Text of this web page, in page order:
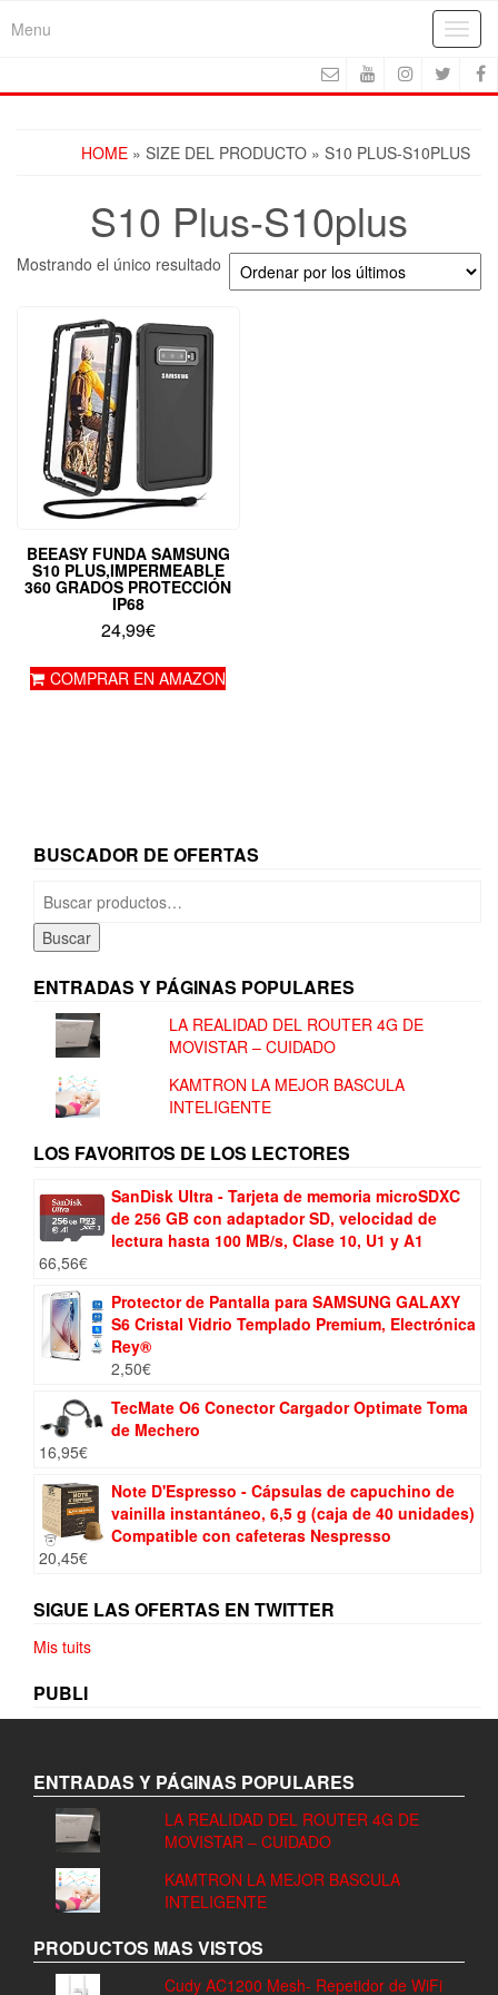
Menu
HOME » SIZE DEL PRODUCTO » S10 PLUS-S10PLUS
S10 Plus-S10plus
Mostrando el único resultado
BEEASY FUNDA SAMSUNG
S10 PLUS,IMPERMEABLE
360 GRADOS PROTECCIÓN
IP68
24,99€
COMPRAR EN AMAZON
BUSCADOR DE OFERTAS
por:
Buscar
ENTRADAS Y PÁGINAS POPULARES
LA REALIDAD DEL ROUTER 4G DE
MOVISTAR – CUIDADO
KAMTRON LA MEJOR BASCULA
INTELIGENTE
LOS FAVORITOS DE LOS LECTORES
SanDisk Ultra - Tarjeta de memoria microSDXC
de 256 GB con adaptador SD, velocidad de
lectura hasta 100 MB/s, Clase 10, U1 y A1
66,56€
Protector de Pantalla para SAMSUNG GALAXY
S6 Cristal Vidrio Templado Premium, Electrónica
Rey®
2,50€
TecMate O6 Conector Cargador Optimate Toma
de Mechero
16,95€
Note D'Espresso - Cápsulas de capuchino de
vainilla instantáneo, 6,5 g (caja de 40 unidades)
Compatible con cafeteras Nespresso
20,45€
SIGUE LAS OFERTAS EN TWITTER
Mis tuits
PUBLI
ENTRADAS Y PÁGINAS POPULARES
LA REALIDAD DEL ROUTER 4G DE
MOVISTAR – CUIDADO
KAMTRON LA MEJOR BASCULA
INTELIGENTE
PRODUCTOS MAS VISTOS
Cudy AC1200 Mesh- Repetidor de WiFi